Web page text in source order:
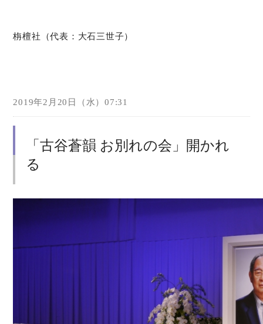
栴檀社（代表：大石三世子）
2019年2月20日（水）07:31
「古谷蒼韻 お別れの会」開かれ
る